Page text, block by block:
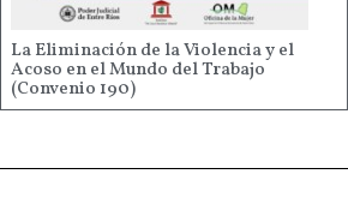
La Eliminación de la Violencia y el
Acoso en el Mundo del Trabajo
(Convenio 190)